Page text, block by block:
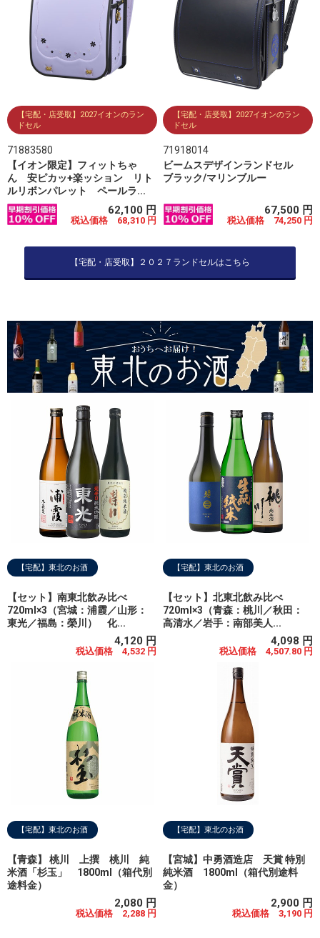
【宅配・店受取】2027イオンのラン
ドセル
71883580
【イオン限定】フィットちゃ
ん 安ピカッ+楽ッション リト
ルリボンパレット ペールラ...
62,100 円
税込価格 68,310 円
【宅配・店受取】2027イオンのラン
ドセル
71918014
ビームスデザインランドセル
ブラック/マリンブルー
67,500 円
税込価格 74,250 円
【宅配・店受取】２０２７ランドセルはこちら
【宅配】東北のお酒
【セット】南東北飲み比べ
720ml×3（宮城：浦霞／山形：
東光／福島：榮川） 化...
4,120 円
税込価格 4,532 円
【宅配】東北のお酒
【セット】北東北飲み比べ
720ml×3（青森：桃川／秋田：
高清水／岩手：南部美人...
4,098 円
税込価格 4,507.80 円
【宅配】東北のお酒
【青森】 桃川 上撰 桃川 純
米酒「杉玉」 1800ml（箱代別
途料金）
2,080 円
税込価格 2,288 円
【宅配】東北のお酒
【宮城】中勇酒造店 天賞 特別
純米酒 1800ml（箱代別途料
金）
2,900 円
税込価格 3,190 円